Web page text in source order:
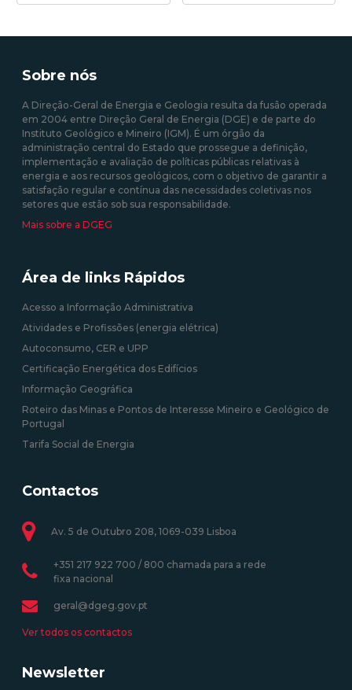
31/08/2020 09:00:00
Sobre nós
A Direção-Geral de Energia e Geologia resulta da fusão operada
em 2004 entre Direção Geral de Energia (DGE) e de parte do
Instituto Geológico e Mineiro (IGM). É um órgão da
administração central do Estado que prossegue a definição,
implementação e avaliação de políticas públicas relativas à
energia e aos recursos geológicos, com o objetivo de garantir a
satisfação regular e contínua das necessidades coletivas nos
setores que estão sob sua responsabilidade.
Mais sobre a DGEG
Área de links Rápidos
Acesso a Informação Administrativa
Atividades e Profissões (energia elétrica)
Autoconsumo, CER e UPP
Certificação Energética dos Edifícios
Informação Geográfica
Roteiro das Minas e Pontos de Interesse Mineiro e Geológico de
Portugal
Tarifa Social de Energia
Contactos
Av. 5 de Outubro 208, 1069-039 Lisboa
+351 217 922 700 / 800 chamada para a rede
fixa nacional
geral@dgeg.gov.pt
Ver todos os contactos
Newsletter